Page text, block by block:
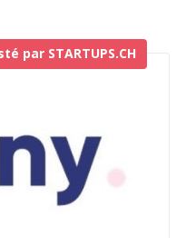
par STARTUPS.CH